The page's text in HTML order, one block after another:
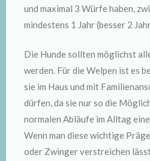
und maximal 3 Würfe haben,
mindestens 1 Jahr (besser 2
Die Hunde sollten möglichst
werden. Für die Welpen ist es
sie im Haus und mit
dürfen, da sie nur so die
normalen Abläufe im Alltag
Wenn man diese wichtige
oder Zwinger verstreichen